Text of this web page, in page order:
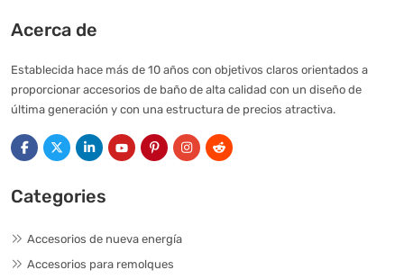
Acerca de
Establecida hace más de 10 años con objetivos claros orientados a
proporcionar accesorios de baño de alta calidad con un diseño de
última generación y con una estructura de precios atractiva.
Categories
Accesorios de nueva energía
Accesorios para remolques